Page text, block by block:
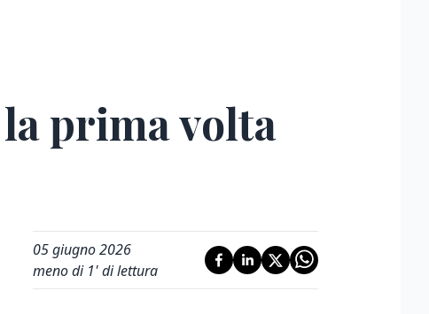
prima volta
05 giugno 2026
meno di 1' di lettura